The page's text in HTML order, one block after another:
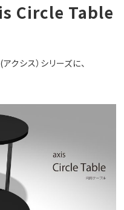
Circle Table
シス）シリーズに、